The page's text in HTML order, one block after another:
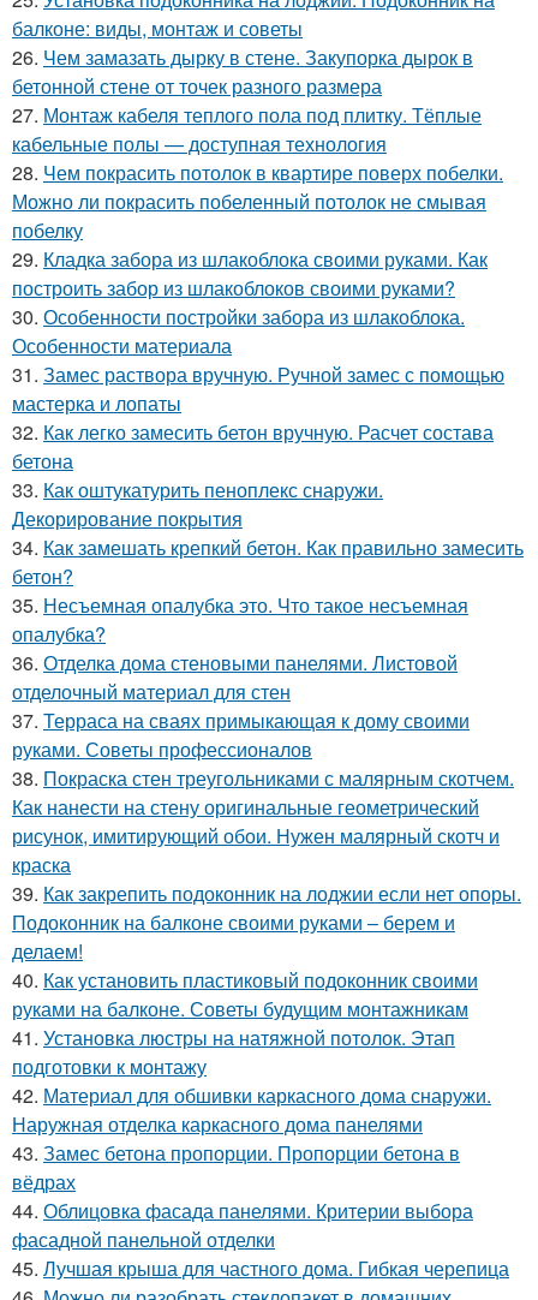
балконе: виды, монтаж и советы
26. Чем замазать дырку в стене. Закупорка дырок в
бетонной стене от точек разного размера
27. Монтаж кабеля теплого пола под плитку. Тёплые
кабельные полы — доступная технология
28. Чем покрасить потолок в квартире поверх побелки.
Можно ли покрасить побеленный потолок не смывая
побелку
29. Кладка забора из шлакоблока своими руками. Как
построить забор из шлакоблоков своими руками?
30. Особенности постройки забора из шлакоблока.
Особенности материала
31. Замес раствора вручную. Ручной замес с помощью
мастерка и лопаты
32. Как легко замесить бетон вручную. Расчет состава
бетона
33. Как оштукатурить пеноплекс снаружи.
Декорирование покрытия
34. Как замешать крепкий бетон. Как правильно замесить
бетон?
35. Несъемная опалубка это. Что такое несъемная
опалубка?
36. Отделка дома стеновыми панелями. Листовой
отделочный материал для стен
37. Терраса на сваях примыкающая к дому своими
руками. Советы профессионалов
38. Покраска стен треугольниками с малярным скотчем.
Как нанести на стену оригинальные геометрический
рисунок, имитирующий обои. Нужен малярный скотч и
краска
39. Как закрепить подоконник на лоджии если нет опоры.
Подоконник на балконе своими руками – берем и
делаем!
40. Как установить пластиковый подоконник своими
руками на балконе. Советы будущим монтажникам
41. Установка люстры на натяжной потолок. Этап
подготовки к монтажу
42. Материал для обшивки каркасного дома снаружи.
Наружная отделка каркасного дома панелями
43. Замес бетона пропорции. Пропорции бетона в
вёдрах
44. Облицовка фасада панелями. Критерии выбора
фасадной панельной отделки
45. Лучшая крыша для частного дома. Гибкая черепица